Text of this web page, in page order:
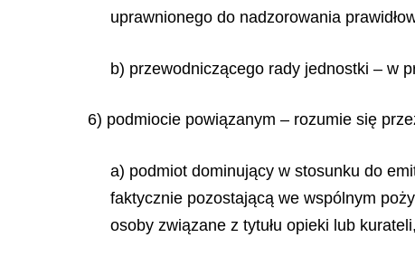
uprawnionego do nadzorowania
b) przewodniczącego rady jednostki – w
6) podmiocie powiązanym – rozumie się
a) podmiot dominujący w stosunku do
faktycznie pozostającą we wspólnym
osoby związane z tytułu opieki lub